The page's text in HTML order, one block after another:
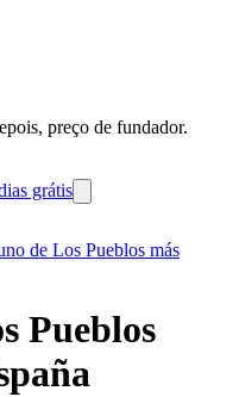
preço de fundador.
grátis
de Los Pueblos más
Pueblos